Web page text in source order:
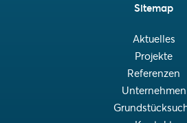
Sitemap
Aktuelles
Projekte
Referenzen
Unternehmen